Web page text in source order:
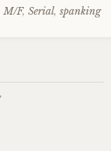
M/F, Serial, spanking